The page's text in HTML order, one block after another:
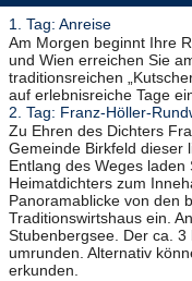
1. Tag: Anreise
Am Morgen beginnt Ihre
und Wien erreichen Sie
traditionsreichen
auf erlebnisreiche Tage
2. Tag: Franz-Höller-
Zu Ehren des Dichters
Gemeinde Birkfeld dieser
Entlang des Weges
Heimatdichters zum
Panoramablicke von den
Traditionswirtshaus ein.
Stubenbergsee. Der ca.
umrunden. Alternativ
erkunden.